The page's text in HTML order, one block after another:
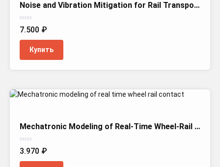
Noise and Vibration Mitigation for Rail Transportation Systems
Оценка
0
7.500 ₽
Купить
Mechatronic Modeling of Real-Time Wheel-Rail Contact
Оценка
0
3.970 ₽